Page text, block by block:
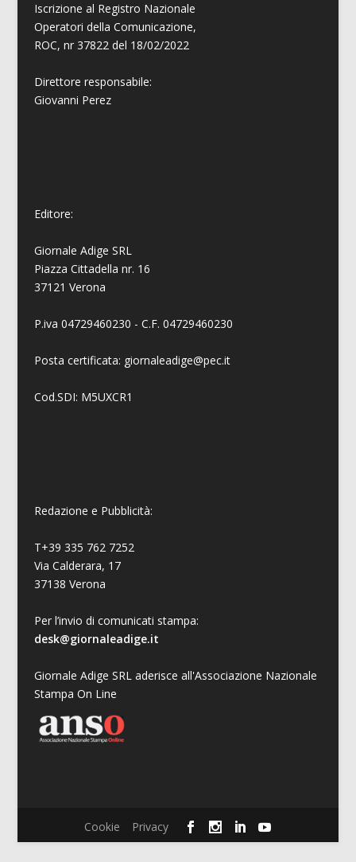
Iscrizione al Registro Nazionale
Operatori della Comunicazione,
ROC, nr 37822 del 18/02/2022
Direttore responsabile:
Giovanni Perez
Editore:
Giornale Adige SRL
Piazza Cittadella nr. 16
37121 Verona
P.iva 04729460230 - C.F. 04729460230
Posta certificata: giornaleadige@pec.it
Cod.SDI: M5UXCR1
Redazione e Pubblicità:
T+39 335 762 7252
Via Calderara, 17
37138 Verona
Per l’invio di comunicati stampa:
desk@giornaleadige.it
Giornale Adige SRL aderisce all'Associazione Nazionale
Stampa On Line
Cookie Privacy